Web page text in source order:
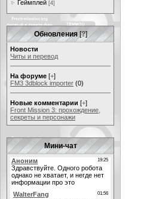
Геймплей [4]
Обновления [?]
Новости
Читы и перевод
На форуме [+]
FM3 3dblock importer (0)
Новые комментарии [+]
Front Mission 3: прохождение,
секреты и персонажи
Мини-чат